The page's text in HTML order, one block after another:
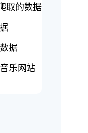
取的数据
据
乐网站